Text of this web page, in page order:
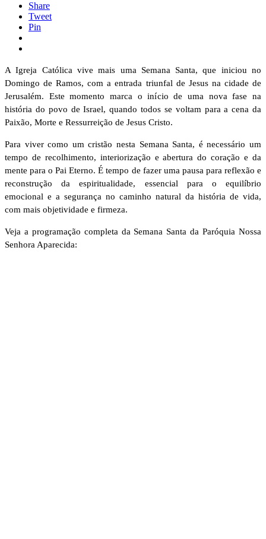
Share
Tweet
Pin
A Igreja Católica vive mais uma Semana Santa, que iniciou no
Domingo de Ramos, com a entrada triunfal de Jesus na cidade de
Jerusalém. Este momento marca o início de uma nova fase na
história do povo de Israel, quando todos se voltam para a cena da
Paixão, Morte e Ressurreição de Jesus Cristo.
Para viver como um cristão nesta Semana Santa, é necessário um
tempo de recolhimento, interiorização e abertura do coração e da
mente para o Pai Eterno. É tempo de fazer uma pausa para reflexão e
reconstrução da espiritualidade, essencial para o equilíbrio
emocional e a segurança no caminho natural da história de vida,
com mais objetividade e firmeza.
Veja a programação completa da Semana Santa da Paróquia Nossa
Senhora Aparecida: